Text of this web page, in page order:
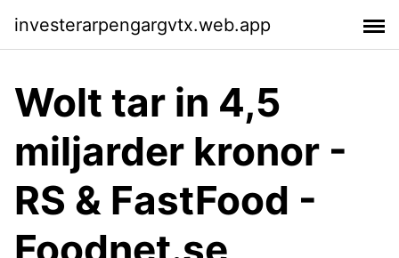
investerarpengargvtx.web.app
Wolt tar in 4,5
miljarder kronor -
RS & FastFood -